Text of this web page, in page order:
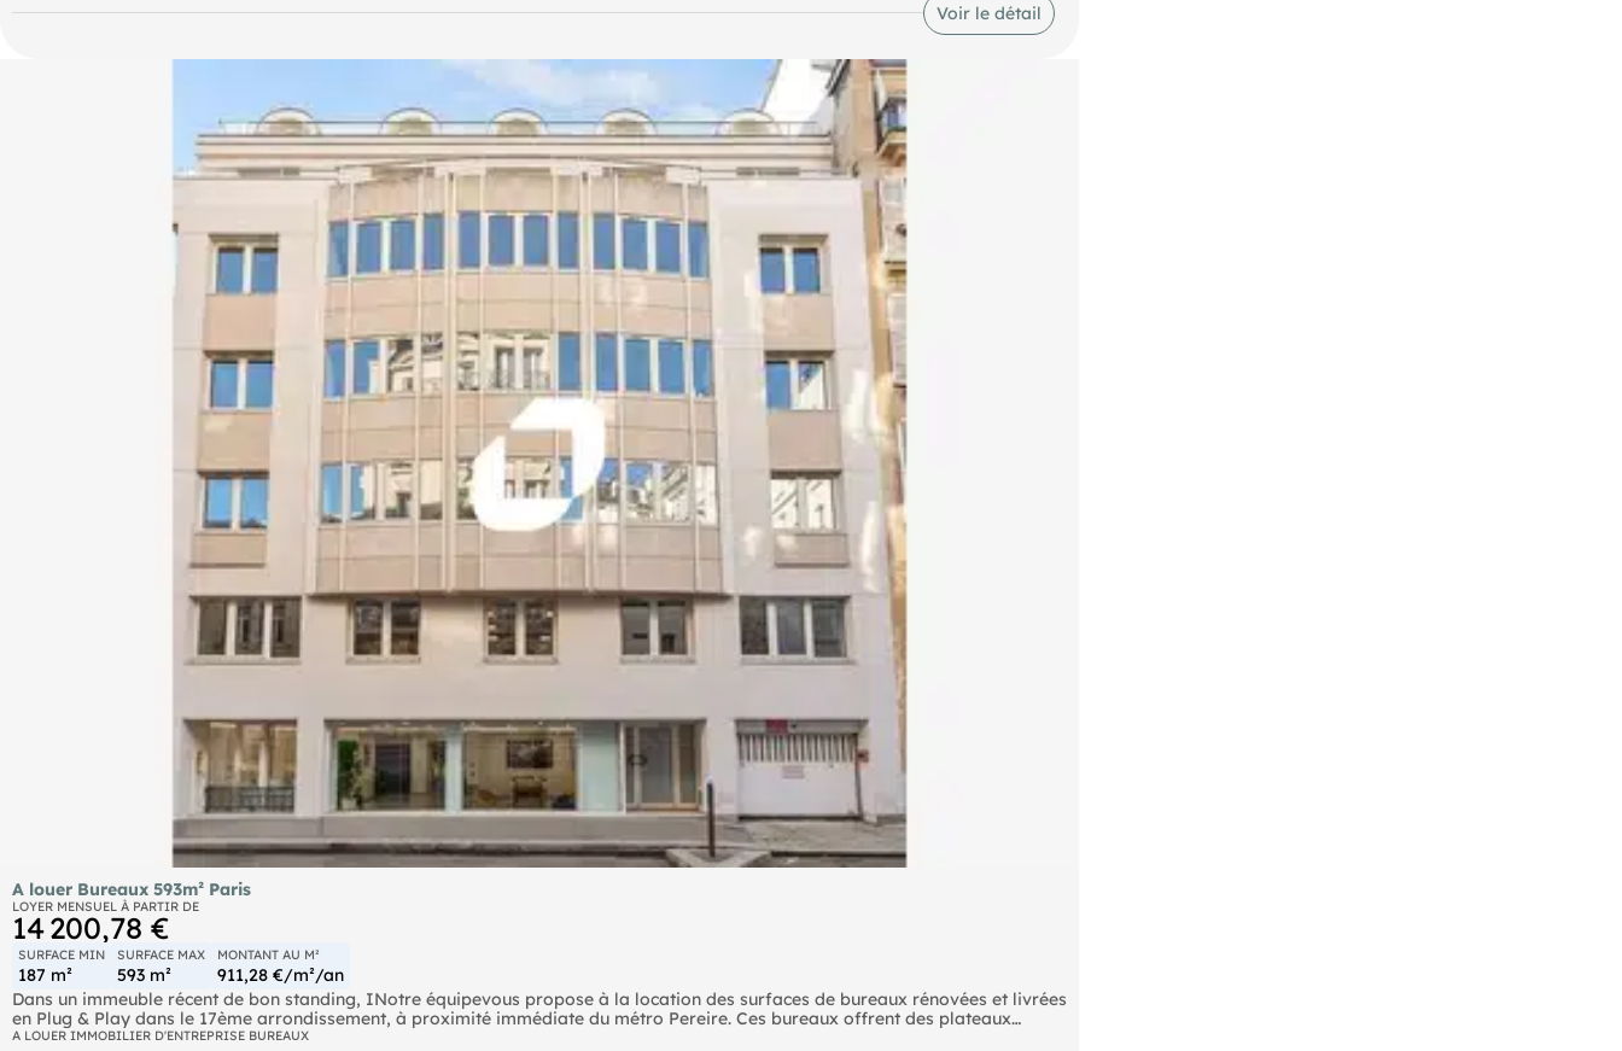
Bus RER Métro Autoroute A1
Voir le détail
A louer Bureaux 593m² Paris
LOYER MENSUEL À PARTIR DE
14 200,78 €
SURFACE MIN
187 m²
SURFACE MAX
593 m²
MONTANT AU M²
911,28 €/m²/an
Dans un immeuble récent de bon standing, INotre équipevous propose à la location des surfaces de bureaux rénovées et livrées
en Plug & Play dans le 17ème arrondissement, à proximité immédiate du métro Pereire. Ces bureaux offrent des plateaux
climatisés de 187 à 203 m², avec des sanitaires PMR, fibre et des services intégrés. Les surfaces sont modulables. L'immeuble
A LOUER IMMOBILIER D'ENTREPRISE BUREAUX